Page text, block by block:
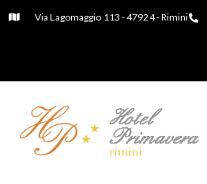
Via Lagomaggio 113 - 47924 - Rimini